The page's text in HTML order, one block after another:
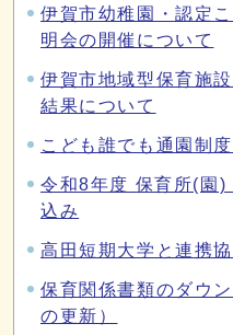
伊賀市幼稚園・認定
明会の開催について
伊賀市地域型保育施
結果について
こども誰でも通園制
令和8年度 保育所(園)
込み
高田短期大学と連携
保育関係書類のダウ
の更新）